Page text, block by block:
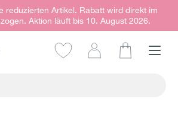
reduzierten Artikel. Rabatt wird direkt im
Aktion läuft bis 10. August 2026.